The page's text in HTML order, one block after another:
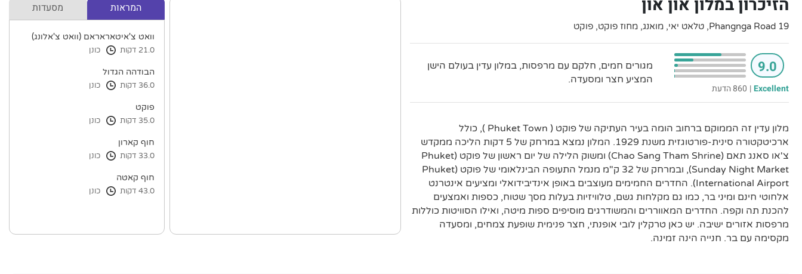
הזיכרון במלון און און
19 Phangnga Road, טלאט יאי, מואנג, מחוז פוקט, פוקט
9.0
Excellent
| 860 הדעת
מגורים חמים, חלקם עם מרפסות, במלון עדין בעולם הישן
המציע חצר ומסעדה.
מלון עדין זה הממוקם ברחוב הומה בעיר העתיקה של פוקט ( Phuket Town ), כולל
ארכיטקטורה סינית-פורטוגזית משנת 1929. המלון נמצא במרחק של 5 דקות הליכה ממקדש
צ'או סאנג תאם (Chao Sang Tham Shrine) ומשוק הלילה של יום ראשון של פוקט (Phuket
Sunday Night Market), ובמרחק של 32 ק"מ מנמל התעופה הבינלאומי של פוקט (Phuket
International Airport). החדרים החמימים מעוצבים באופן אינדיבידואלי ומציעים אינטרנט
אלחוטי חינם ומיני בר, כמו גם מקלחות גשם, טלוויזיות בעלות מסך שטוח, כספות ואמצעים
להכנת תה וקפה. החדרים המאווררים והמשודרגים מוסיפים ספות מיטה, ואילו הסוויטות כוללות
מרפסות אזורים ישיבה. יש כאן טרקלין לובי אופנתי, חצר פנימית שופעת צמחים, ומסעדה
מקסימה עם בר. חנייה הינה זמינה.
המראות מסעדות
וואט צ'איטאראראם (וואט צ'אלונג)
21.0 דקות כונן
הבודהה הגדול
36.0 דקות כונן
פוקט
35.0 דקות כונן
חוף קארון
33.0 דקות כונן
חוף קאטה
43.0 דקות כונן